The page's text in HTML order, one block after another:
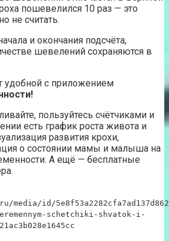
пошевелился 10 раз — это
не считать.
и окончания подсчёта,
шевелений сохраняются в
удобной с приложением
пользуйтесь счётчиками и
есть график роста живота и
развития крохи,
о состоянии мамы и малыша на
А ещё — бесплатные
media/id/
schetchiki-shvatok-i-